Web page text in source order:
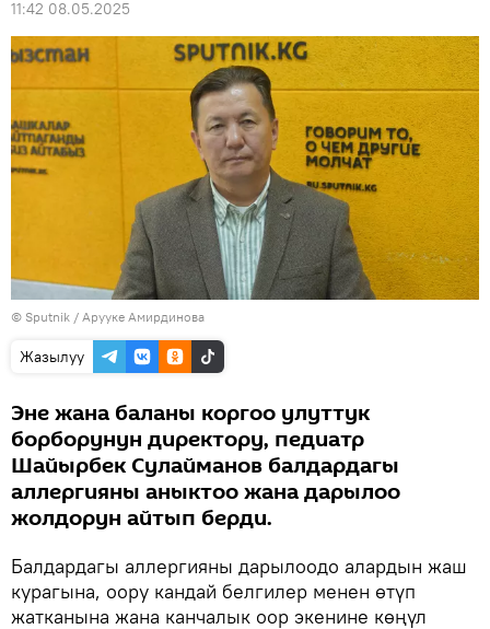
11:42 08.05.2025
© Sputnik / Арууке Амирдинова
Жазылуу
Эне жана баланы коргоо улуттук
борборунун директору, педиатр
Шайырбек Сулайманов балдардагы
аллергияны аныктоо жана дарылоо
жолдорун айтып берди.
Балдардагы аллергияны дарылоодо алардын жаш
курагына, оору кандай белгилер менен өтүп
жатканына жана канчалык оор экенине көңүл